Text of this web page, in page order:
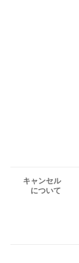
キャンセル
について